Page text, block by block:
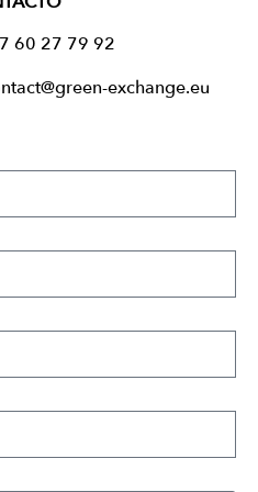
60 27 79 92
exchange.eu